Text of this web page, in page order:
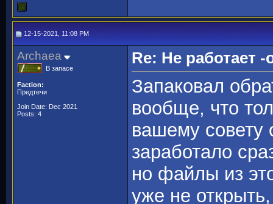
12-15-2021, 11:08 PM
Archaea
В запасе
Faction:
Предтечи
Join Date: Dec 2021
Posts: 4
Re: Не работает
Запаковал
вообще, что
вашему совету
заработало
но файлы из
уже не